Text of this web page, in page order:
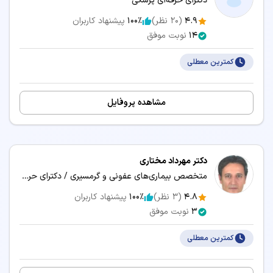
4.9
(
20 نظر) 100٪ پیشنهاد کاربران
14 نوبت موفق
کمترین معطلی
مشاهده پروفایل
دکتر مهرداد مختاری
متخصص بیماری‌های عفونی و گرمسیری / دکترای حرفه‌ای پزشکی
4.8
(
3 نظر) 100٪ پیشنهاد کاربران
3 نوبت موفق
کمترین معطلی